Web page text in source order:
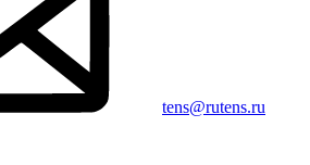
tens@rutens.ru